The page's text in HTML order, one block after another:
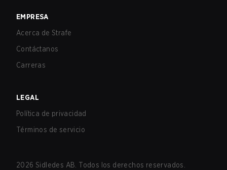
EMPRESA
Acerca de Strafe
Contáctanos
Carreras
LEGAL
Política de privacidad
Términos de servicio
2026 Sidledes AB. Todos los derechos reservados.